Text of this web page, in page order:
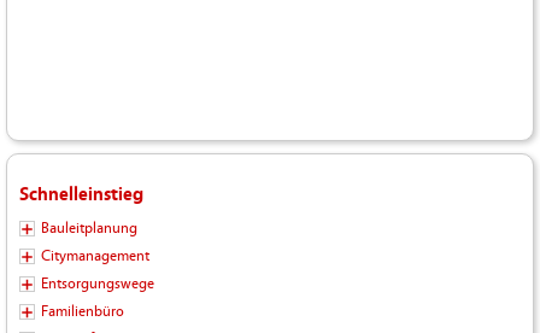
Schnelleinstieg
Bauleitplanung
Citymanagement
Entsorgungswege
Familienbüro